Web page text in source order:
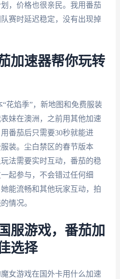
，价格也很亲民。我用番茄
赛时延迟稳定，没有出现掉
加速器帮你玩转
花焰季”，新地图和免费服装
妹在澳洲，之前用其他加速
番茄后只需要30秒就能进
装。尘白禁区的春节版本
法需要实时互动，番茄的稳
起参与，不会错过任何细
能流畅和其他玩家互动，拍
情况。
服游戏，番茄加
选择
女游戏在国外卡用什么加速